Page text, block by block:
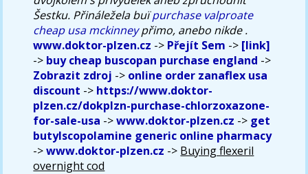
Šestku. Přináležela buïpurchase valproate
cheap usa mckinneypřimo, anebo nikde .
www.doktor-plzen.cz -> Přejít Sem -> [link]
-> buy cheap buscopan purchase england ->
Zobrazit zdroj -> online order zanaflex usa
discount -> https://www.doktor-
plzen.cz/dokplzn-purchase-chlorzoxazone-
for-sale-usa ->www.doktor-plzen.cz -> get
butylscopolamine generic online pharmacy
->www.doktor-plzen.cz -> Buying flexeril
overnight cod